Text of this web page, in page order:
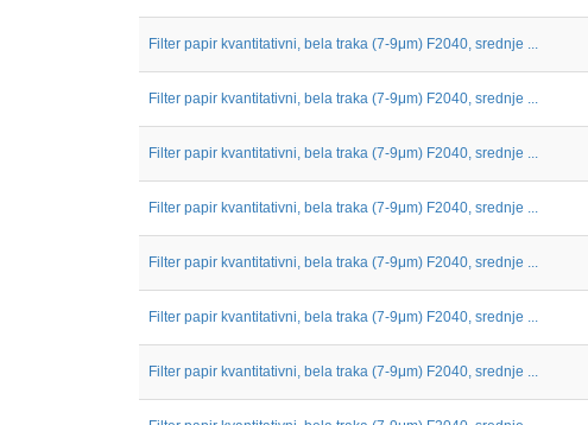
Filter papir kvantitativni, bela traka (7-9μm) F2040, srednje ...
Filter papir kvantitativni, bela traka (7-9μm) F2040, srednje ...
Filter papir kvantitativni, bela traka (7-9μm) F2040, srednje ...
Filter papir kvantitativni, bela traka (7-9μm) F2040, srednje ...
Filter papir kvantitativni, bela traka (7-9μm) F2040, srednje ...
Filter papir kvantitativni, bela traka (7-9μm) F2040, srednje ...
Filter papir kvantitativni, bela traka (7-9μm) F2040, srednje ...